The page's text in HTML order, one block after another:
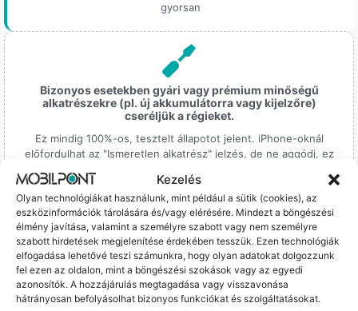
Kezelés
Olyan technológiákat használunk, mint például a sütik (cookies), az
eszközinformációk tárolására és/vagy elérésére. Mindezt a böngészési
élmény javítása, valamint a személyre szabott vagy nem személyre
szabott hirdetések megjelenítése érdekében tesszük. Ezen technológiák
elfogadása lehetővé teszi számunkra, hogy olyan adatokat dolgozzunk
fel ezen az oldalon, mint a böngészési szokások vagy az egyedi
azonosítók. A hozzájárulás megtagadása vagy visszavonása
hátrányosan befolyásolhat bizonyos funkciókat és szolgáltatásokat.
gyorsan
Bizonyos esetekben gyári vagy prémium minőségű
alkatrészekre (pl. új akkumulátorra vagy kijelzőre)
cseréljük a régieket.
Ez mindig 100%-os, tesztelt állapotot jelent. iPhone-oknál
előfordulhat az "Ismeretlen alkatrész" jelzés, de ne aggódj, ez
tökéletesen és hibátlanul teszi a dolgát! Ha valahol (pl. Samsung
S-széria) a gyárinál rosszabb minőségű az alkatrész, azt a
termékleírásban külön jelezzük neked.